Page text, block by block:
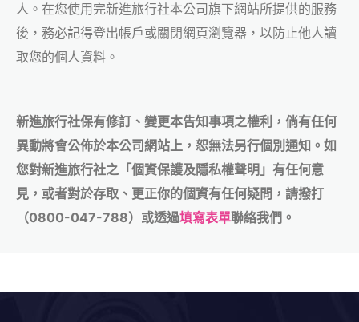
人。在您使用完新進旅行社本公司旗下網站所提供的服務
後，務必記得登出帳戶或關閉網頁瀏覽器，以防止他人讀
取您的個人資料。
新進旅行社保有修訂、變更本告知事項之權利，倘有任何
異動將會公佈於本公司網站上，恕無法另行個別通知。如
您對新進旅行社之「個資保護及隱私權聲明」有任何意
見，或者對於存取、更正你的個資有任何疑問，請撥打
（0800-047-788）或透過填寫表單聯絡我們。